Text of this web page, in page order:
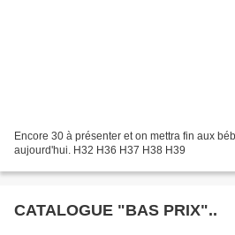
Encore 30 à présenter et on mettra fin aux
aujourd'hui. H32 H36 H37 H38 H39
CATALOGUE "BAS PRIX"..